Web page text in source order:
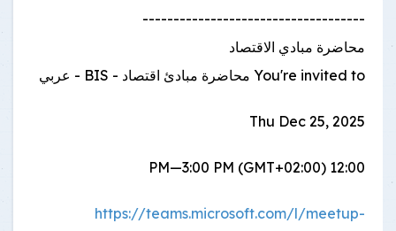
------------------------------------
محاضرة مبادي الاقتصاد
You're invited to محاضرة مبادئ اقتصاد - BIS - عربي
Thu Dec 25, 2025
12:00 PM—3:00 PM (GMT+02:00)
https://teams.microsoft.com/l/meetup-